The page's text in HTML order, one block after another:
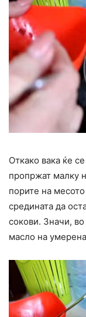
Откако вака ќе
пропржат малку
порите на
средината да
сокови. Значи,
масло на